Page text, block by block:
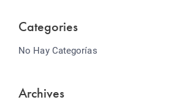
Categories
No Hay Categorías
Archives